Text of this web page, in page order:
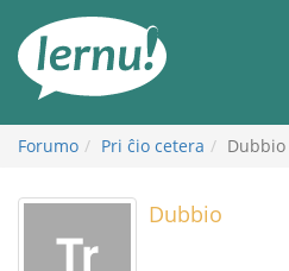
enhavo
Forumo Pri ĉio cetera
Dubbio